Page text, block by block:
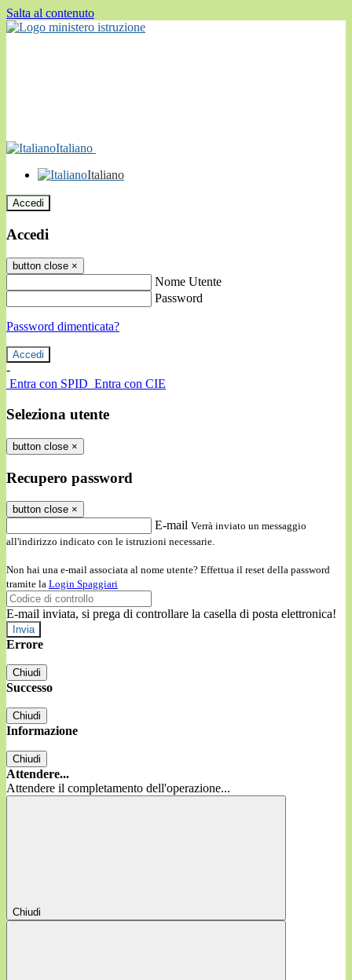
Salta al contenuto
Italiano
Italiano
Accedi
Accedi
button close ×
Nome Utente
Password
Password dimenticata?
-
Entra con SPID Entra con CIE
Seleziona utente
button close ×
Recupero password
button close ×
E-mail Verrà inviato un messaggio
all'indirizzo indicato con le istruzioni necessarie.
Non hai una e-mail associata al nome utente? Effettua il reset della password
tramite la Login Spaggiari
E-mail inviata, si prega di controllare la casella di posta elettronica!
Errore
Chiudi
Successo
Chiudi
Informazione
Chiudi
Attendere...
Attendere il completamento dell'operazione...
Chiudi